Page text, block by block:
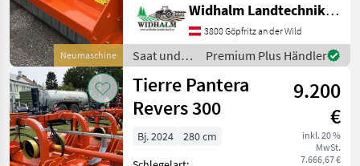
Neumaschine
Seitenverschub:
hydraulisch, rückwärtige
Laufwalze hydraulischer
Seitenverschub, neuestes
Modell 2024, 1082
Widhalm Landtechnik GmbH
3800 Göpfritz an der Wild
Saat und
Pflege /
Tierre
Premium Plus Händler
Tierre Pantera
Revers 300
9.200
€
inkl. 20 %
MwSt.
7.666,67 €
Bj. 2024
280 cm